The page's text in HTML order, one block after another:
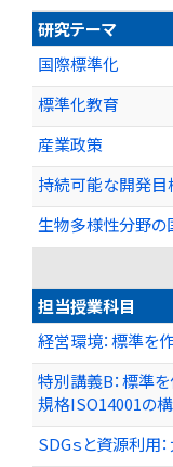
研究テーマ
国際標準化
標準化教育
産業政策
持続可能な開発目
生物多様性分野の
担当授業科目
経営環境：標準を
特別講義B：標準を
規格ISO14001の構
SDGｓと資源利用